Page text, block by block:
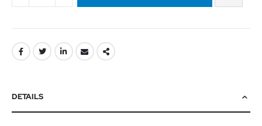
DETAILS